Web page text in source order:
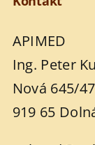
APIMED
Ing. Peter
Nová 645/47
919 65